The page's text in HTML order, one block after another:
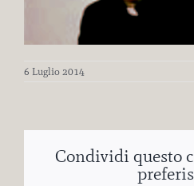
6 Luglio 2014
Condividi questo